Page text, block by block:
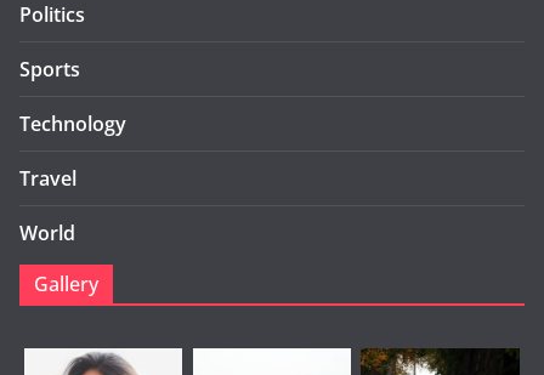
Politics
Sports
Technology
Travel
World
Gallery